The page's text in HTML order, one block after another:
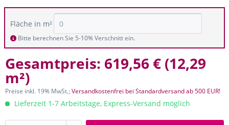
Fläche in m²
Bitte berechnen Sie 5-10% Verschnitt ein.
Gesamtpreis: 619,56 € (12,29
m²)
Preise inkl. 19% MwSt.;Versandkostenfrei bei Standardversand ab 500 EUR!
Lieferzeit 1-7 Arbeitstage, Express-Versand möglich